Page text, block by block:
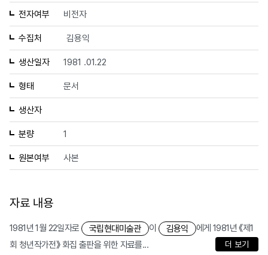
전자여부 비전자
수집처 김용익
생산일자 1981 .01.22
형태 문서
생산자
분량 1
원본여부 사본
자료 내용
1981년 1월 22일자로 국립현대미술관 이 김용익
에게 1981년 《제1
회 청년작가전》 화집 출판을 위한 자료를...
더 보기